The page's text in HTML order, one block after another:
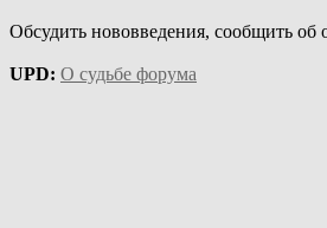
Обсудить нововведения, сообщить
UPD: О судьбе форума